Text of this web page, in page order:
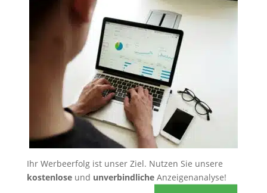
Ihr Werbeerfolg ist unser Ziel. Nutzen Sie unsere
kostenloseund unverbindlicheAnzeigenanalyse!